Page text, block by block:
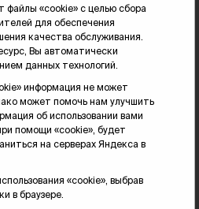
газета «Вслух.ру»
файлы «cookie» с целью сбора
для обеспечения
качества обслуживания.
Вы автоматически
данных технологий.
информация не может
может помочь нам улучшить
об использовании вами
помощи «cookie», будет
на серверах Яндекса в
«cookie», выбрав
в браузере.